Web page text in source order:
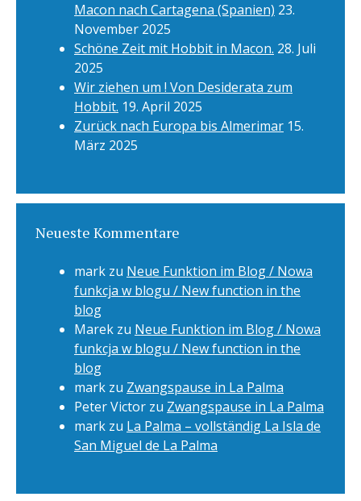
Macon nach Cartagena (Spanien) 23.
November 2025
Schöne Zeit mit Hobbit in Macon. 28. Juli
2025
Wir ziehen um ! Von Desiderata zum
Hobbit. 19. April 2025
Zurück nach Europa bis Almerimar 15.
März 2025
Neueste Kommentare
mark zu Neue Funktion im Blog / Nowa
funkcja w blogu / New function in the
blog
Marek zu Neue Funktion im Blog / Nowa
funkcja w blogu / New function in the
blog
mark zu Zwangspause in La Palma
Peter Victor zu Zwangspause in La Palma
mark zu La Palma – vollständig La Isla de
San Miguel de La Palma